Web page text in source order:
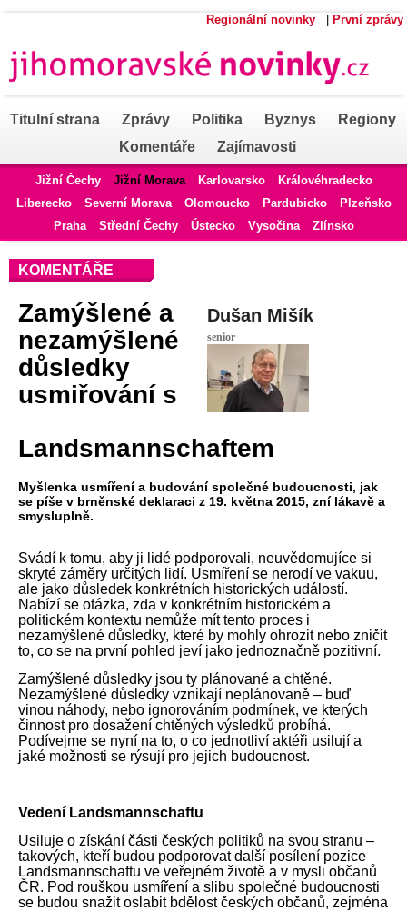
Regionální novinky První zprávy
Titulní strana Zprávy Politika Byznys
Regiony
Komentáře
Zajímavosti
Jižní Čechy Jižní Morava Karlovarsko
Královéhradecko
Liberecko
Severní Morava Olomoucko Pardubicko
Plzeňsko
Praha
Střední Čechy Ústecko Vysočina Zlínsko
KOMENTÁŘE
Dušan Mišík
senior
Zamýšlené a
nezamýšlené
důsledky
usmiřování s
Landsmannschaftem
Myšlenka usmíření a budování společné budoucnosti, jak
se píše v brněnské deklaraci z 19. května 2015, zní lákavě a
smysluplně.
Svádí k tomu, aby ji lidé podporovali, neuvědomujíce si
skryté záměry určitých lidí. Usmíření se nerodí ve vakuu,
ale jako důsledek konkrétních historických událostí.
Nabízí se otázka, zda v konkrétním historickém a
politickém kontextu nemůže mít tento proces i
nezamýšlené důsledky, které by mohly ohrozit nebo zničit
to, co se na první pohled jeví jako jednoznačně pozitivní.
Zamýšlené důsledky jsou ty plánované a chtěné.
Nezamýšlené důsledky vznikají neplánovaně – buď
vinou náhody, nebo ignorováním podmínek, ve kterých
činnost pro dosažení chtěných výsledků probíhá.
Podívejme se nyní na to, o co jednotliví aktéři usilují a
jaké možnosti se rýsují pro jejich budoucnost.
Vedení Landsmannschaftu
Usiluje o získání části českých politiků na svou stranu –
takových, kteří budou podporovat další posílení pozice
Landsmannschaftu ve veřejném životě a v mysli občanů
ČR. Pod rouškou usmíření a slibu společné budoucnosti
se budou snažit oslabit bdělost českých občanů, zejména